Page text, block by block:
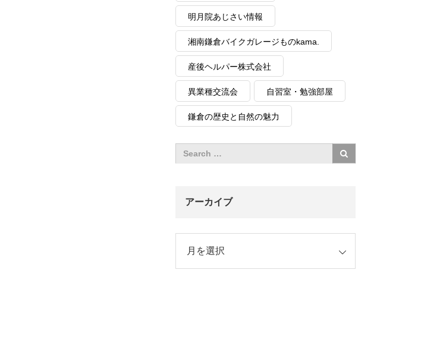
明月院あじさい情報
湘南鎌倉バイクガレージものkama.
産後ヘルパー株式会社
異業種交流会 自習室・勉強部屋
鎌倉の歴史と自然の魅力
アーカイブ